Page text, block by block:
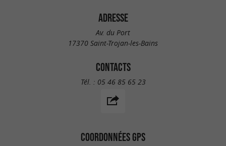
ADRESSE
Av. du Port
17370 Saint-Trojan-les-Bains
CONTACTS
Tél. : 05 46 85 65 23
COORDONNÉES GPS